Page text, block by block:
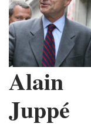
Alain
Juppé